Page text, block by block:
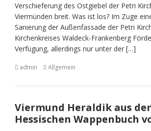
Verschieferung des Ostgiebel der Petri
Viermünden breit. Was ist los? Im Zuge
Sanierung der Außenfassade der Petri
Kirchenkreises Waldeck-Frankenberg
Verfügung, allerdings nur unter der […]
admin Allgemein
Viermund Heraldik aus
Hessischen Wappenbuch